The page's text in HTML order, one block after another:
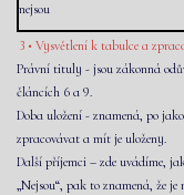
nejsou
3 • Vysvětlení k tabulce a
Právní tituly - jsou zákonná
článcích 6 a 9.
Doba uložení - znamená, po
zpracovávat a mít je uloženy.
Další příjemci – zde uvádíme,
„Nejsou“, pak to znamená, že je